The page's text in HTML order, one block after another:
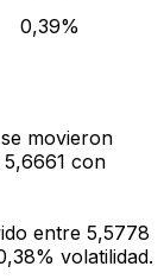
0,39%
movieron
con
entre 5,5778
volatilidad.